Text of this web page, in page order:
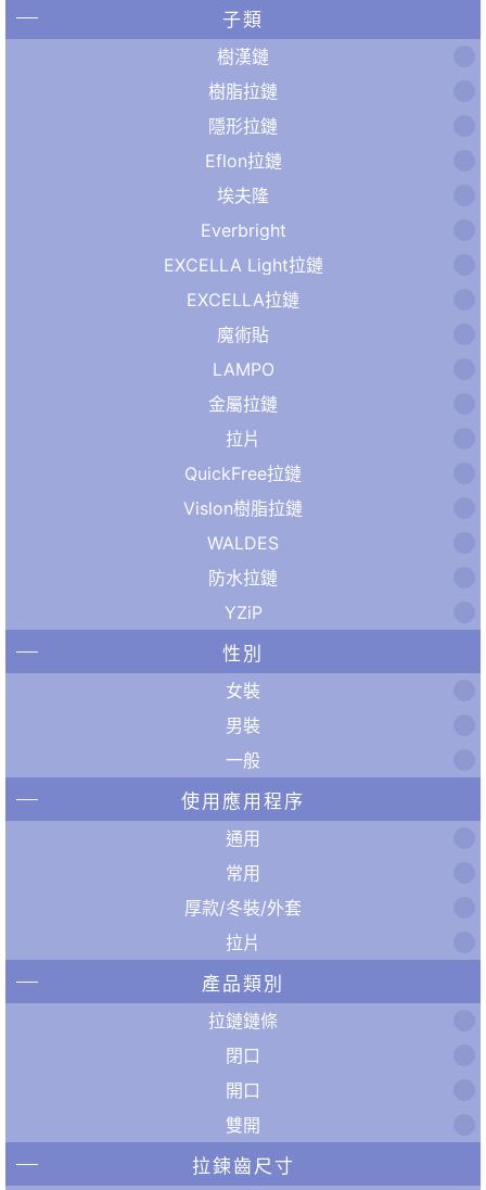
子類
樹漢鏈
樹脂拉鏈
隱形拉鏈
Eflon拉鏈
埃夫隆
Everbright
EXCELLA Light拉鏈
EXCELLA拉鏈
魔術貼
LAMPO
金屬拉鏈
拉片
QuickFree拉鏈
Vislon樹脂拉鏈
WALDES
防水拉鏈
YZiP
性別
女裝
男裝
一般
使用應用程序
通用
常用
厚款/冬裝/外套
拉片
產品類別
拉鏈鏈條
閉口
開口
雙開
拉鍊齒尺寸